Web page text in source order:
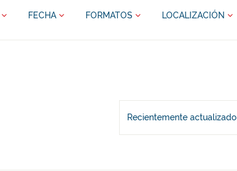
FECHA FORMATOS LOCALIZACIÓN
Recientemente actualizado